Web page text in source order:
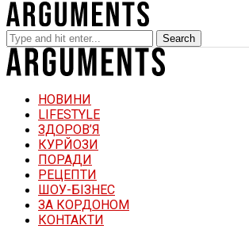
Search
НОВИНИ
LIFESTYLE
ЗДОРОВ’Я
КУРЙОЗИ
ПОРАДИ
РЕЦЕПТИ
ШОУ-БІЗНЕС
ЗА КОРДОНОМ
КОНТАКТИ